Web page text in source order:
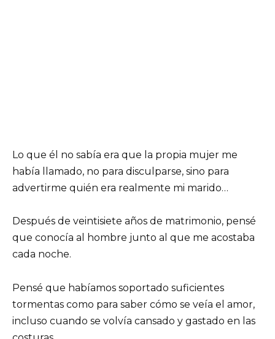
Lo que él no sabía era que la propia mujer me
había llamado, no para disculparse, sino para
advertirme quién era realmente mi marido…
Después de veintisiete años de matrimonio, pensé
que conocía al hombre junto al que me acostaba
cada noche.
Pensé que habíamos soportado suficientes
tormentas como para saber cómo se veía el amor,
incluso cuando se volvía cansado y gastado en las